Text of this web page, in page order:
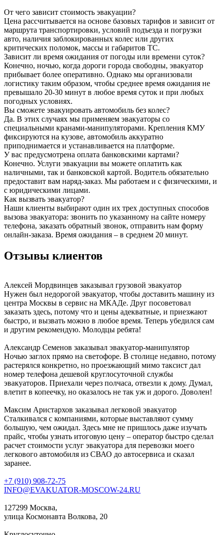
От чего зависит стоимость эвакуации?
Цена рассчитывается на основе базовых тарифов и зависит от
маршрута транспортировки, условий подъезда и погрузки
авто, наличия заблокированных колес или других
критических поломок, массы и габаритов ТС.
Зависит ли время ожидания от погоды или времени суток?
Конечно, ночью, когда дороги города свободны, эвакуатор
прибывает более оперативно. Однако мы организовали
логистику таким образом, чтобы среднее время ожидания не
превышало 20-30 минут в любое время суток и при любых
погодных условиях.
Вы сможете эвакуировать автомобиль без колес?
Да. В этих случаях мы применяем эвакуаторы со
специальными кранами-манипуляторами. Крепления КМУ
фиксируются на кузове, автомобиль аккуратно
приподнимается и устанавливается на платформе.
У вас предусмотрена оплата банковскими картами?
Конечно. Услуги эвакуации вы можете оплатить как
наличными, так и банковской картой. Водитель обязательно
предоставит вам наряд-заказ. Мы работаем и с физическими, и
с юридическими лицами.
Как вызвать эвакуатор?
Наши клиенты выбирают один их трех доступных способов
вызова эвакуатора: звонить по указанному на сайте номеру
телефона, заказать обратный звонок, отправить нам форму
онлайн-заказа. Время ожидания – в среднем 20 минут.
Отзывы клиентов
Алексей Мордвинцев заказывал грузовой эвакуатор
Нужен был недорогой эвакуатор, чтобы доставить машину из
центра Москвы в сервис на МКАДе. Друг посоветовал
заказать здесь, потому что и цены адекватные, и приезжают
быстро, и вызвать можно в любое время. Теперь убедился сам
и другим рекомендую. Молодцы ребята!
Александр Семенов заказывал эвакуатор-манипулятор
Ночью заглох прямо на светофоре. В столице недавно, потому
растерялся конкретно, но проезжающий мимо таксист дал
номер телефона дешевой круглосуточной службы
эвакуаторов. Приехали через полчаса, отвезли к дому. Думал,
влетит в копеечку, но оказалось не так уж и дорого. Доволен!
Максим Аристархов заказывал легковой эвакуатор
Сталкивался с компаниями, которые выставляют сумму
большую, чем ожидал. Здесь мне не пришлось даже изучать
прайс, чтобы узнать итоговую цену – оператор быстро сделал
расчет стоимости услуг эвакуатора для перевозки моего
легкового автомобиля из СВАО до автосервиса и сказал
заранее.
+7 (910) 908-72-75
INFO@EVAKUATOR-MOSCOW-24.RU
127299 Москва,
улица Космонавта Волкова, 20